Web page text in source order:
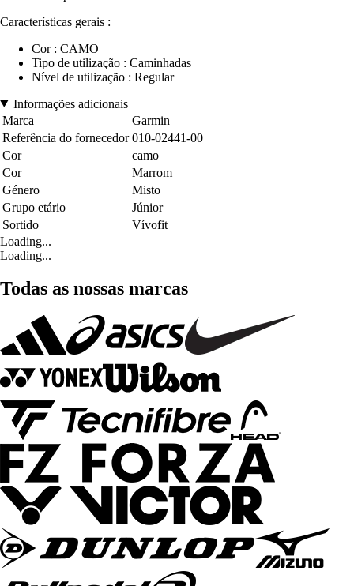
Características gerais :
Cor : CAMO
Tipo de utilização : Caminhadas
Nível de utilização : Regular
Informações adicionais
Marca
Garmin
Referência do fornecedor 010-02441-00
Cor
camo
Cor
Marrom
Género
Misto
Grupo etário
Júnior
Sortido
Vívofit
Loading...
Loading...
Todas as nossas marcas